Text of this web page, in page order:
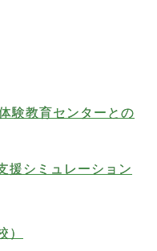
験教育センターとの
援シミュレーション